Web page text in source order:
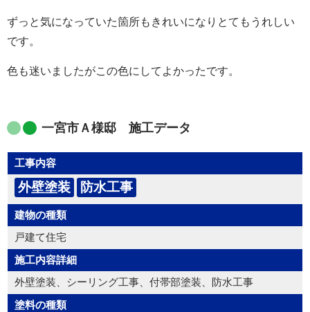
ずっと気になっていた箇所もきれいになりとてもうれしい
です。
色も迷いましたがこの色にしてよかったです。
一宮市Ａ様邸 施工データ
工事内容
外壁塗装 防水工事
建物の種類
戸建て住宅
施工内容詳細
外壁塗装、シーリング工事、付帯部塗装、防水工事
塗料の種類